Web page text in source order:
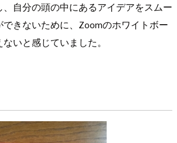
、自分の頭の中にあるアイデアをスムー
できないために、Zoomのホワイトボー
いと感じていました。